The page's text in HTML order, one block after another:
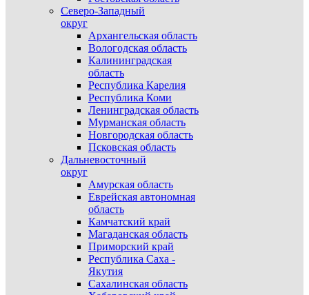
Северо-Западный
округ
Архангельская область
Вологодская область
Калининградская
область
Республика Карелия
Республика Коми
Ленинградская область
Мурманская область
Новгородская область
Псковская область
Дальневосточный
округ
Амурская область
Еврейская автономная
область
Камчатский край
Магаданская область
Приморский край
Республика Саха -
Якутия
Сахалинская область